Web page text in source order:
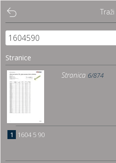
Traži
Sadržaj
Pregled
Istakni poveznice
Preuzmi
Traži
Stranice
Stranica 6/874
1 1604 5 90